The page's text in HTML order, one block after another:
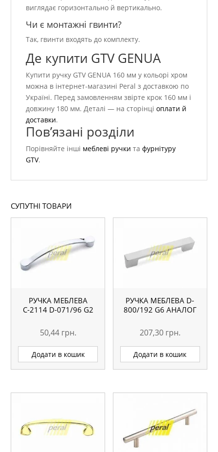
виглядає горизонтально й вертикально.
Чи є монтажні гвинти?
Так, гвинти входять до комплекту.
Де купити GTV GENUA
Купити ручку GTV GENUA 160 мм у кольорі хром
можна в інтернет-магазині Peral з доставкою по
Україні. Перед замовленням звірте крок 160 мм і
довжину 180 мм. Деталі — на сторінціоплати й
доставки.
Пов’язані розділи
Порівняйте інші меблеві ручки тафурнітуру
GTV.
СУПУТНІ ТОВАРИ
РУЧКА МЕБЛЕВА
С-2114 D-071/96 G2
50,44 грн.
Додати в кошик
РУЧКА МЕБЛЕВА D-
800/192 G6 АНАЛОГ
207,30 грн.
Додати в кошик